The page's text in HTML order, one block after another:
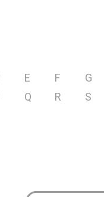
E F G
Q R S